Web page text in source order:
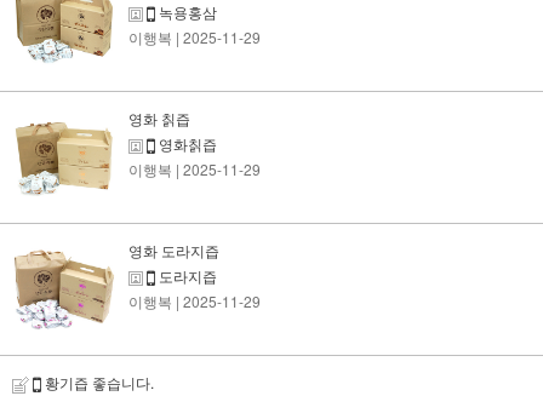
녹용홍삼
이행복 | 2025-11-29
영화 칡즙
영화칡즙
이행복 | 2025-11-29
영화 도라지즙
도라지즙
이행복 | 2025-11-29
황기즙 좋습니다.